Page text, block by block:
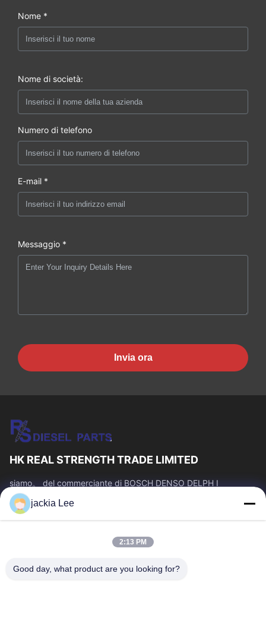
Nome *
Nome di società:
Numero di telefono
E-mail *
Messaggio *
Invia ora
HK REAL STRENGTH TRADE LIMITED
siamo。 del commerciante di BOSCH DENSO DELPH I
CATERPILLAR VOLVO CUMMINS TOYOTA ISUZU Company
numero del whatsapp: 0086 159 2067 9523.
Link Veloci
Prodotti
Su Di Noi
Visita Alla Fabbrica
jackia Lee
2:13 PM
Good day, what product are you looking for?